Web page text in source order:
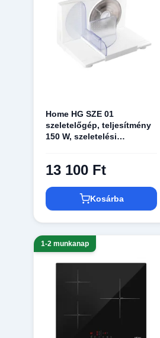
Home HG SZE 01
szeletelőgép, teljesítmény
150 W, szeletelési
∅17 cm, összecsukható
13 100 Ft
Kosárba
1-2 munkanap